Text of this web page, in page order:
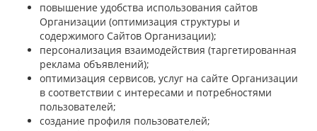
повышение удобства использования сайтов
Организации (оптимизация структуры и
содержимого Сайтов Организации);
персонализация взаимодействия (таргетированная
реклама объявлений);
оптимизация сервисов, услуг на сайте Организации
в соответствии с интересами и потребностями
пользователей;
создание профиля пользователей;